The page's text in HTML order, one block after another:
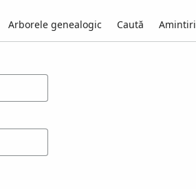
Arborele genealogic Caută Amintiri